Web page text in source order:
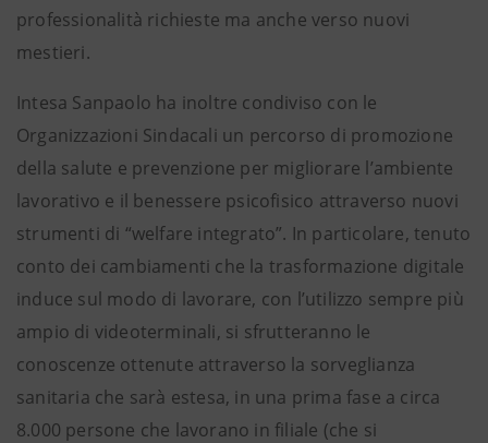
professionalità richieste ma anche verso nuovi
mestieri.
Intesa Sanpaolo ha inoltre condiviso con le
Organizzazioni Sindacali un percorso di promozione
della salute e prevenzione per migliorare l’ambiente
lavorativo e il benessere psicofisico attraverso nuovi
strumenti di “welfare integrato”. In particolare, tenuto
conto dei cambiamenti che la trasformazione digitale
induce sul modo di lavorare, con l’utilizzo sempre più
ampio di videoterminali, si sfrutteranno le
conoscenze ottenute attraverso la sorveglianza
sanitaria che sarà estesa, in una prima fase a circa
8.000 persone che lavorano in filiale (che si